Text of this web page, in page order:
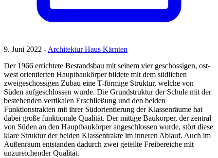
9. Juni 2022 -Architektur Haus Kärnten
Der 1966 errichtete Bestandsbau mit seinem vier geschossigen, ost-
west orientierten Hauptbaukörper bildete mit dem südlichen
zweigeschossigen Zubau eine T-förmige Struktur, welche von
Süden aufgeschlossen wurde. Die Grundstruktur der Schule mit der
bestehenden vertikalen Erschließung und den beiden
Funktionstrakten mit ihrer Südorientierung der Klassenräume hat
dabei große funktionale Qualität. Der mittige Baukörper, der zentral
von Süden an den Hauptbaukörper angeschlossen wurde, stört diese
klare Struktur der beiden Klassentrakte im inneren Ablauf. Auch im
Außenraum entstanden dadurch zwei geteilte Freibereiche mit
unzureichender Qualität.